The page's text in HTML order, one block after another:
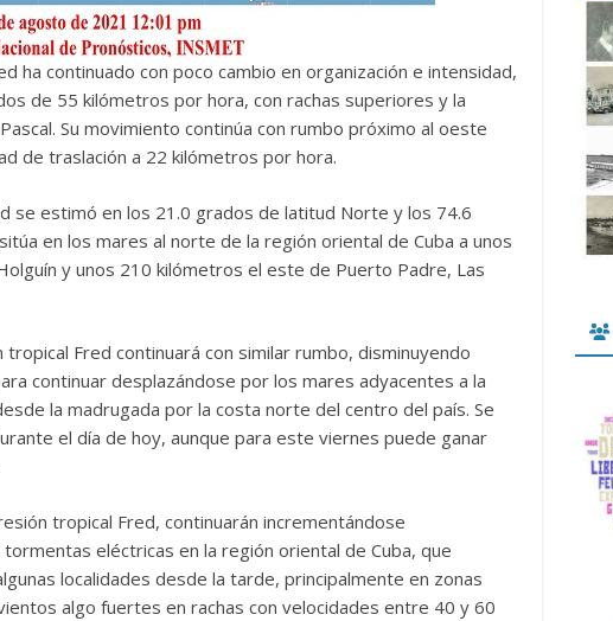
ha continuado con poco cambio en organización e intensidad,
de 55 kilómetros por hora, con rachas superiores y la
Su movimiento continúa con rumbo próximo al oeste
de traslación a 22 kilómetros por hora.
se estimó en los 21.0 grados de latitud Norte y los 74.6
en los mares al norte de la región oriental de Cuba a unos
y unos 210 kilómetros el este de Puerto Padre, Las
Fred continuará con similar rumbo, disminuyendo
continuar desplazándose por los mares adyacentes a la
la madrugada por la costa norte del centro del país. Se
el día de hoy, aunque para este viernes puede ganar
tropical Fred, continuarán incrementándose
eléctricas en la región oriental de Cuba, que
localidades desde la tarde, principalmente en zonas
algo fuertes en rachas con velocidades entre 40 y 60